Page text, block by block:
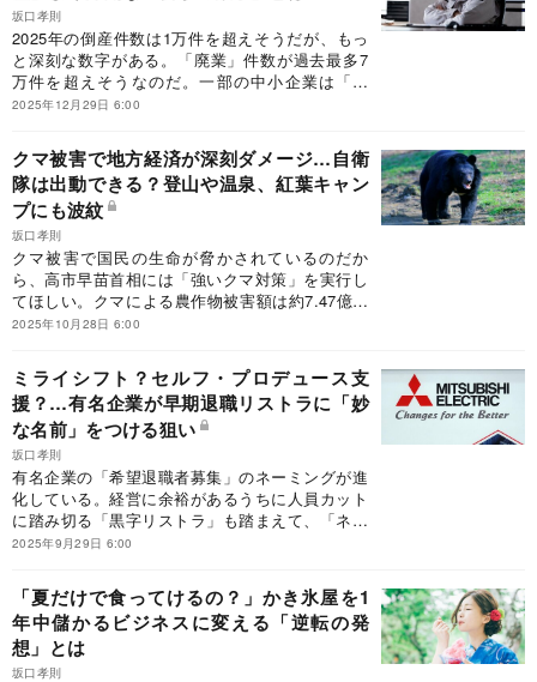
坂口孝則
2025年の倒産件数は1万件を超えそうだが、もっ
と深刻な数字がある。「廃業」件数が過去最多7
万件を超えそうなのだ。一部の中小企業は「終
活」を意識してエンディングノートを作成してい
引き金とした製造業の倒産・廃業も見られる中、
解決の糸口はあるのか。
2025年12月29日 6:00
クマ被害で地方経済が深刻ダメージ…自衛
隊は出動できる？登山や温泉、紅葉キャン
プにも波紋
坂口孝則
クマ被害で国民の生命が脅かされているのだか
ら、高市早苗首相には「強いクマ対策」を実行し
てほしい。クマによる農作物被害額は約7.47億円
（2023年度）で、前年度の約1.8倍に増えた。中
は自衛隊派遣を小泉進次郎防衛大臣に要望する見
込みだ。農業だけでなく、小売店やサービス業、
物流などのインフラにも混乱を引き起こしてい
る。もはや地方だけが負担できる問題ではない。
2025年10月28日 6:00
ミライシフト？セルフ・プロデュース支
援？…有名企業が早期退職リストラに「妙
な名前」をつける狙い
坂口孝則
有名企業の「希望退職者募集」のネーミングが進
化している。経営に余裕があるうちに人員カット
に踏み切る「黒字リストラ」も踏まえて、「ネー
ミングの妙」を徹底的に考えてみたい。
2025年9月29日 6:00
「夏だけで食ってけるの？」かき氷屋を1
年中儲かるビジネスに変える「逆転の発
想」とは
坂口孝則